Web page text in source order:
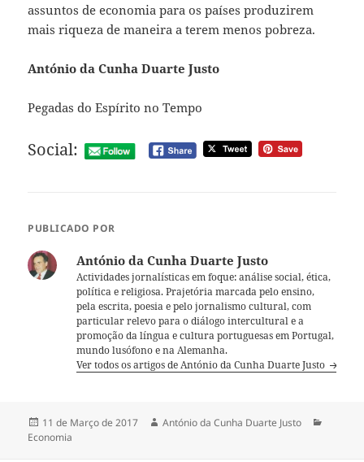
assuntos de economia para os países produzirem
mais riqueza de maneira a terem menos pobreza.
António da Cunha Duarte Justo
Pegadas do Espírito no Tempo
Social:
PUBLICADO POR
António da Cunha Duarte Justo
Actividades jornalísticas em foque: análise social, ética,
política e religiosa. Prajetória marcada pelo ensino,
pela escrita, poesia e pelo jornalismo cultural, com
particular relevo para o diálogo intercultural e a
promoção da língua e cultura portuguesas em Portugal,
mundo lusófono e na Alemanha.
Ver todos os artigos de António da Cunha Duarte Justo
Publicado
a
11 de Março de 2017 Autor
António da Cunha Duarte Justo
Economia